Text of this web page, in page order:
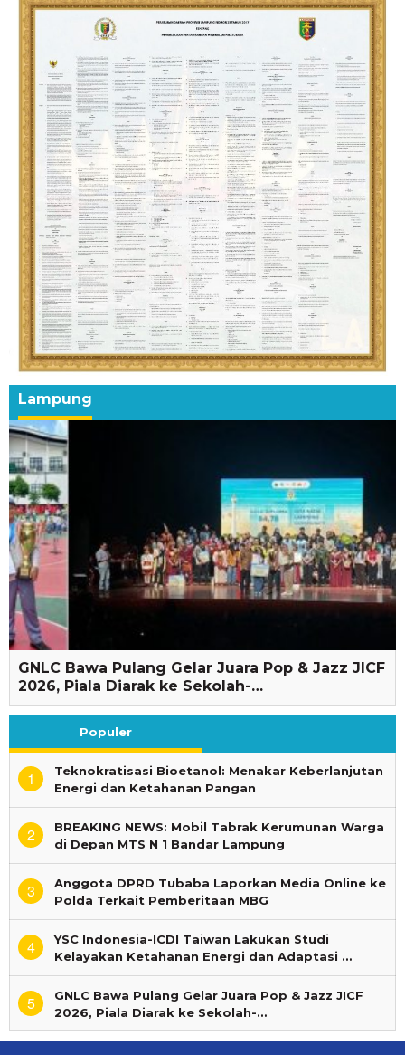
Lampung
GNLC Bawa Pulang Gelar Juara Pop & Jazz JICF
2026, Piala Diarak ke Sekolah-…
Populer
1
Teknokratisasi Bioetanol: Menakar Keberlanjutan
Energi dan Ketahanan Pangan
2
BREAKING NEWS: Mobil Tabrak Kerumunan Warga
di Depan MTS N 1 Bandar Lampung
3
Anggota DPRD Tubaba Laporkan Media Online ke
Polda Terkait Pemberitaan MBG
4
YSC Indonesia-ICDI Taiwan Lakukan Studi
Kelayakan Ketahanan Energi dan Adaptasi …
5
GNLC Bawa Pulang Gelar Juara Pop & Jazz JICF
2026, Piala Diarak ke Sekolah-…